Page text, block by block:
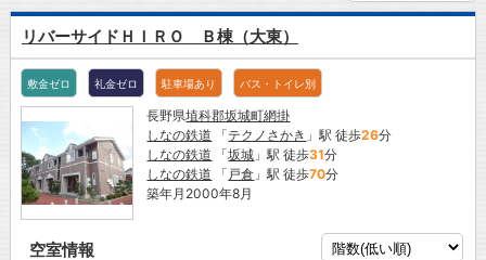
リバーサイドＨＩＲＯ Ｂ棟（大東）
敷金ゼロ 礼金ゼロ 駐車場あり バス・トイレ別
長野県埴科郡坂城町網掛
しなの鉄道 「テクノさかき 」駅 徒歩26分
しなの鉄道 「坂城 」駅 徒歩31分
しなの鉄道 「 戸倉 」駅 徒歩70分
築年月2000年8月
空室情報